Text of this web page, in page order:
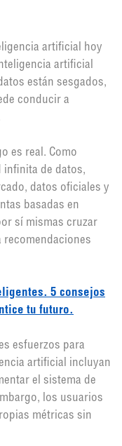
artificial hoy
artificial
están sesgados,
conducir a
es real. Como
infinita de datos,
datos oficiales y
basadas en
sí mismas cruzar
recomendaciones
5 consejos
tu futuro.
esfuerzos para
artificial incluyan
el sistema de
los usuarios
métricas sin